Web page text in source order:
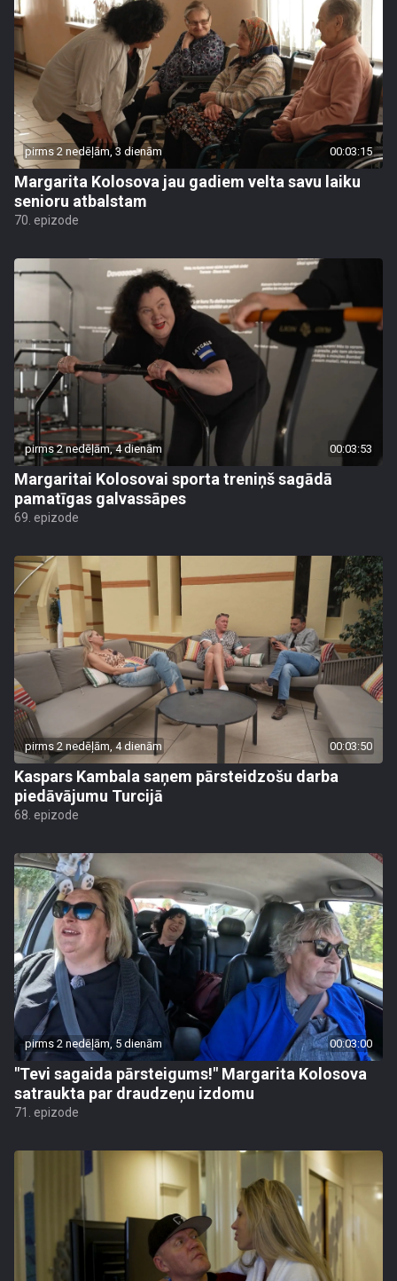
pirms 2 nedēļām, 3 dienām 00:03:15
Margarita Kolosova jau gadiem velta savu laiku
senioru atbalstam
70. epizode
pirms 2 nedēļām, 4 dienām 00:03:53
Margaritai Kolosovai sporta treniņš sagādā
pamatīgas galvassāpes
69. epizode
pirms 2 nedēļām, 4 dienām 00:03:50
Kaspars Kambala saņem pārsteidzošu darba
piedāvājumu Turcijā
68. epizode
pirms 2 nedēļām, 5 dienām 00:03:00
"Tevi sagaida pārsteigums!" Margarita Kolosova
satraukta par draudzeņu izdomu
71. epizode